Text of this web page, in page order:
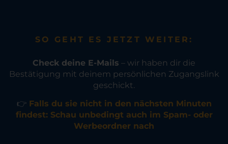
SO GEHT ES JETZT WEITER:
Check deine E-Mails – wir haben dir die
Bestätigung mit deinem persönlichen Zugangslink
geschickt.
👉 Falls du sie nicht in den nächsten Minuten
findest: Schau unbedingt auch im Spam- oder
Werbeordner nach